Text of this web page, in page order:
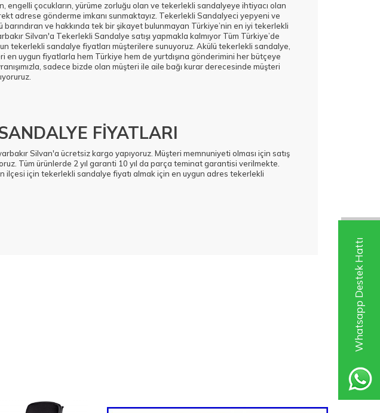
Whatsapp Destek Hattı
engelli çocukların, yürüme zorluğu olan ve tekerlekli sandalyeye ihtiyacı olan
adrese gönderme imkanı sunmaktayız. Tekerlekli Sandalyeci yepyeni ve
ve hakkında tek bir şikayet bulunmayan Türkiye’nin en iyi tekerlekli
Silvan'a Tekerlekli Sandalye satışı yapmakla kalmıyor Tüm Türkiye’de
tekerlekli sandalye fiyatları müşterilere sunuyoruz. Akülü tekerlekli sandalye,
uygun fiyatlarla hem Türkiye hem de yurtdışına gönderimini her bütçeye
sadece bizde olan müşteri ile aile bağı kurar derecesinde müşteri
FİYATLARI
Silvan'a ücretsiz kargo yapıyoruz. Müşteri memnuniyeti olması için satış
Tüm ürünlerde 2 yıl garanti 10 yıl da parça teminat garantisi verilmekte.
ilçesi için tekerlekli sandalye fiyatı almak için en uygun adres tekerlekli